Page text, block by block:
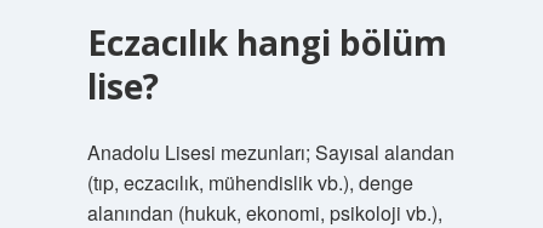
Eczacılık hangi bölüm
lise?
Anadolu Lisesi mezunları; Sayısal alandan
(tıp, eczacılık, mühendislik vb.), denge
alanından (hukuk, ekonomi, psikoloji vb.),